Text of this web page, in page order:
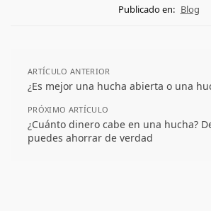
Publicado en: Blog
ARTÍCULO ANTERIOR
¿Es mejor una hucha abierta o una
PRÓXIMO ARTÍCULO
¿Cuánto dinero cabe en una hucha?
puedes ahorrar de verdad